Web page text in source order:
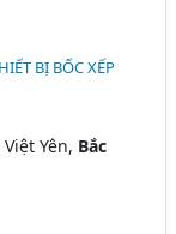
BỊ BỐC XẾP
Yên, Bắc